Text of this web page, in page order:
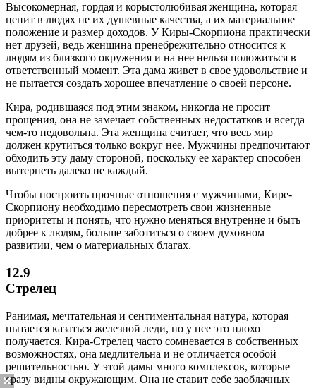
Высокомерная, гордая и корыстолюбивая женщина, которая
ценит в людях не их душевные качества, а их материальное
положение и размер доходов. У Киры-Скорпиона практически
нет друзей, ведь женщина пренебрежительно относится к
людям из близкого окружения и на нее нельзя положиться в
ответственный момент. Эта дама живет в свое удовольствие и
не пытается создать хорошее впечатление о своей персоне.
Кира, родившаяся под этим знаком, никогда не просит
прощения, она не замечает собственных недостатков и всегда
чем-то недовольна. Эта женщина считает, что весь мир
должен крутиться только вокруг нее. Мужчины предпочитают
обходить эту даму стороной, поскольку ее характер способен
вытерпеть далеко не каждый.
Чтобы построить прочные отношения с мужчинами, Кире-
Скорпиону необходимо пересмотреть свои жизненные
приоритеты и понять, что нужно меняться внутренне и быть
добрее к людям, больше заботиться о своем духовном
развитии, чем о материальных благах.
12.9
Стрелец
Ранимая, мечтательная и сентиментальная натура, которая
пытается казаться железной леди, но у нее это плохо
получается. Кира-Стрелец часто сомневается в собственных
возможностях, она медлительна и не отличается особой
решительностью. У этой дамы много комплексов, которые
сразу видны окружающим. Она не ставит себе заоблачных